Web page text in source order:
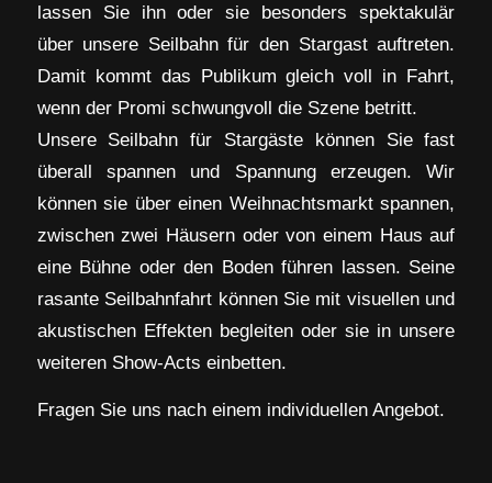
lassen Sie ihn oder sie besonders spektakulär
über unsere Seilbahn für den Stargast auftreten.
Damit kommt das Publikum gleich voll in Fahrt,
wenn der Promi schwungvoll die Szene betritt.
Unsere Seilbahn für Stargäste können Sie fast
überall spannen und Spannung erzeugen. Wir
können sie über einen Weihnachtsmarkt spannen,
zwischen zwei Häusern oder von einem Haus auf
eine Bühne oder den Boden führen lassen. Seine
rasante Seilbahnfahrt können Sie mit visuellen und
akustischen Effekten begleiten oder sie in unsere
weiteren Show-Acts einbetten.
Fragen Sie uns nach einem individuellen Angebot.